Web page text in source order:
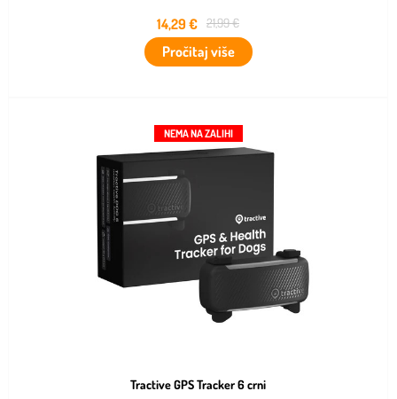
21,99€
14,29€
Pročitaj više
NEMA NA ZALIHI
Tractive GPS Tracker 6 crni